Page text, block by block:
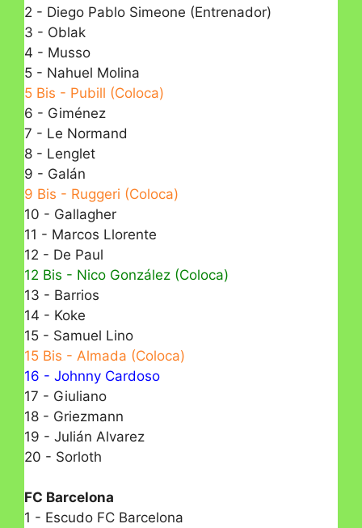
2 - Diego Pablo Simeone (Entrenador)
3 - Oblak
4 - Musso
5 - Nahuel Molina
5 Bis - Pubill (Coloca)
6 - Giménez
7 - Le Normand
8 - Lenglet
9 - Galán
9 Bis - Ruggeri (Coloca)
10 - Gallagher
11 - Marcos Llorente
12 - De Paul
12 Bis - Nico González (Coloca)
13 - Barrios
14 - Koke
15 - Samuel Lino
15 Bis - Almada (Coloca)
16 - Johnny Cardoso
17 - Giuliano
18 - Griezmann
19 - Julián Alvarez
20 - Sorloth
FC Barcelona
1 - Escudo FC Barcelona